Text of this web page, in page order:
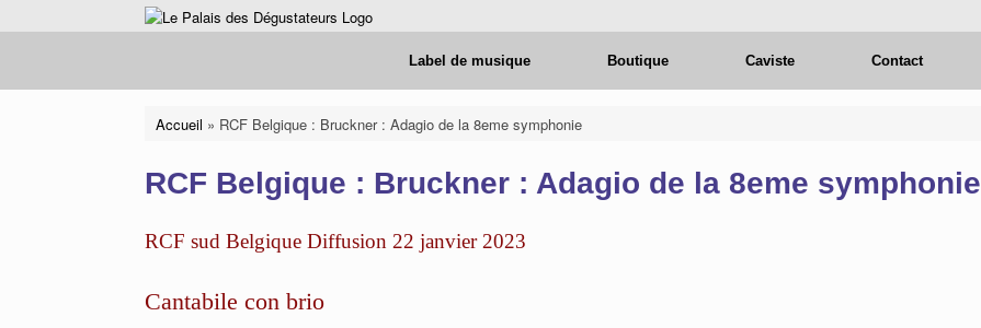
to
Label de musique Boutique Caviste Contact
Accueil » RCF Belgique : Bruckner : Adagio de la 8eme symphonie
RCF Belgique : Bruckner : Adagio de la 8eme symphonie
RCF sud Belgique Diffusion 22 janvier 2023
Cantabile con brio